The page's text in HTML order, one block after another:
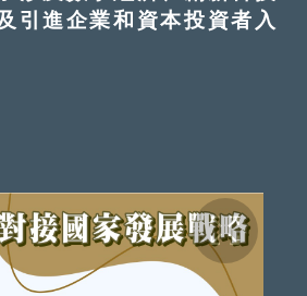
引進企業和資本投資者入